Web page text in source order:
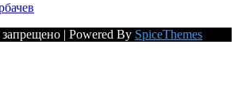
| Powered By SpiceThemes